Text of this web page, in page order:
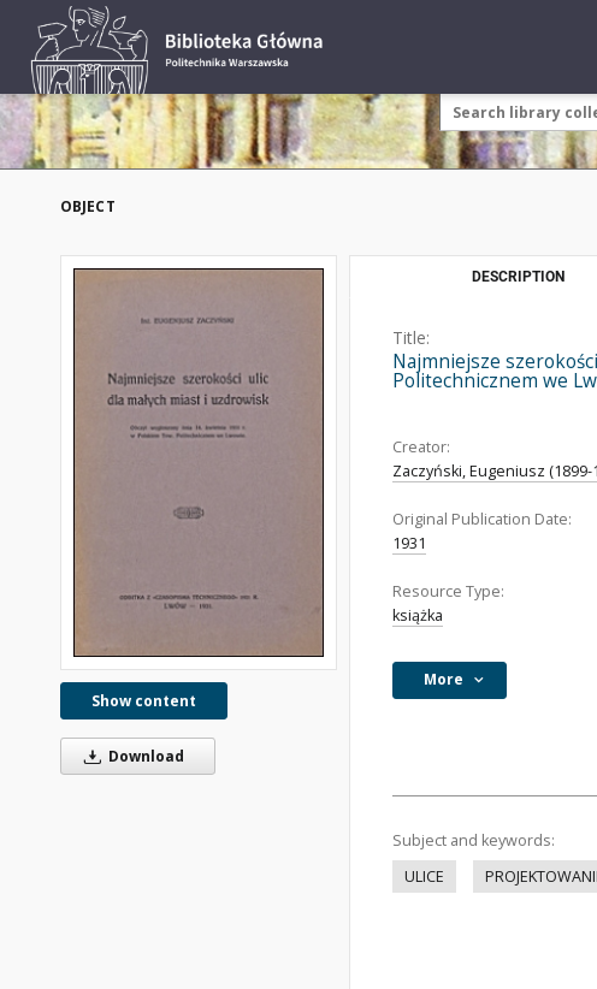
OBJECT
Show content
Download
DESCRIPTION
Title:
Najmniejsze
Politechnicznem we
Creator:
Zaczyński, Eugeniusz (1899-
Original Publication Date:
1931
Resource Type:
książka
More
Subject and keywords:
ULICE